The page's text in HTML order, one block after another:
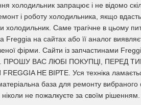
холодильник запрацює і не відомо
і роботу холодильника, якщо
холодильник. Саме трагічне в цьому
Freggia на сайтах або її аналог
фірми. Сайти із запчастинами
ПРОШУ ВАС ЛЮБІ ПОКУПЦІ, ПЕРЕД
НЕ ВІРТЕ. Уся техніка
база для ремонту
не пожалкуєте за своїм